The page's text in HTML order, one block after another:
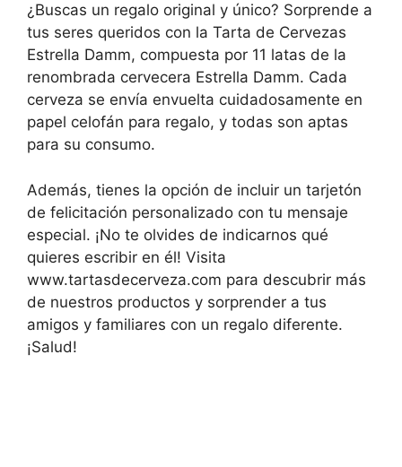
¿Buscas un regalo original y único? Sorprende a
tus seres queridos con la Tarta de Cervezas
Estrella Damm, compuesta por 11 latas de la
renombrada cervecera Estrella Damm. Cada
cerveza se envía envuelta cuidadosamente en
papel celofán para regalo, y todas son aptas
para su consumo.
Además, tienes la opción de incluir un tarjetón
de felicitación personalizado con tu mensaje
especial. ¡No te olvides de indicarnos qué
quieres escribir en él! Visita
www.tartasdecerveza.com para descubrir más
de nuestros productos y sorprender a tus
amigos y familiares con un regalo diferente.
¡Salud!